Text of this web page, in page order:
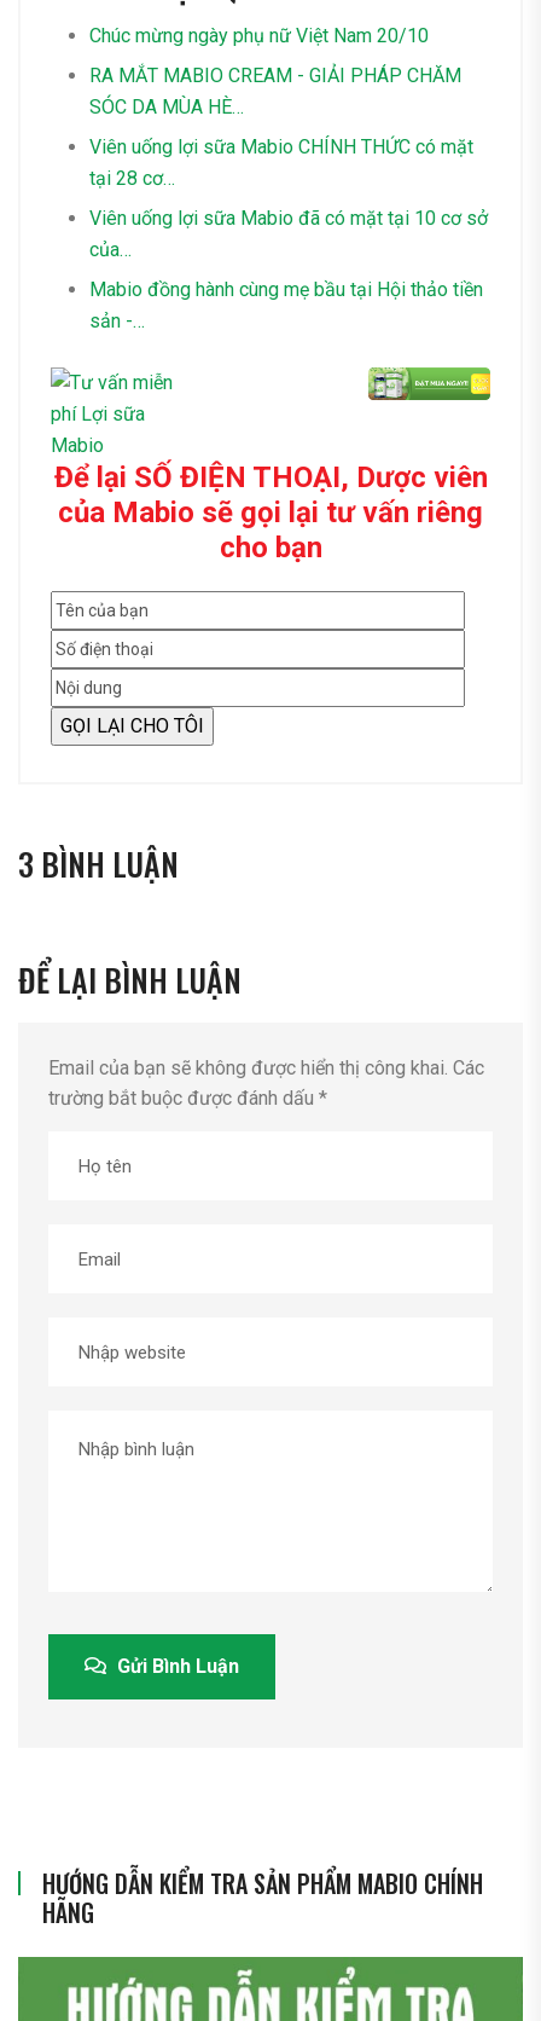
Chúc mừng ngày phụ nữ Việt Nam 20/10
RA MẮT MABIO CREAM - GIẢI PHÁP CHĂM
SÓC DA MÙA HÈ…
Viên uống lợi sữa Mabio CHÍNH THỨC có mặt
tại 28 cơ…
Viên uống lợi sữa Mabio đã có mặt tại 10 cơ sở
của…
Mabio đồng hành cùng mẹ bầu tại Hội thảo tiền
sản -…
Để lại SỐ ĐIỆN THOẠI, Dược viên
của Mabio sẽ gọi lại tư vấn riêng
cho bạn
3 BÌNH LUẬN
ĐỂ LẠI BÌNH LUẬN
Email của bạn sẽ không được hiển thị công khai. Các
trường bắt buộc được đánh dấu *
Gửi Bình Luận
HƯỚNG DẪN KIỂM TRA SẢN PHẨM MABIO CHÍNH
HÃNG